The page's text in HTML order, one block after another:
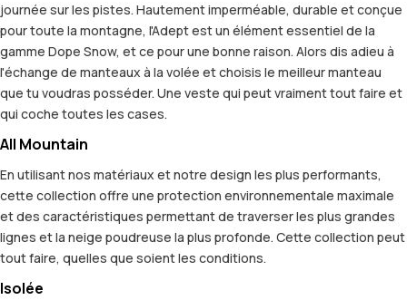
journée sur les pistes. Hautement imperméable, durable et conçue
pour toute la montagne, l'Adept est un élément essentiel de la
gamme Dope Snow, et ce pour une bonne raison. Alors dis adieu à
l'échange de manteaux à la volée et choisis le meilleur manteau
que tu voudras posséder. Une veste qui peut vraiment tout faire et
qui coche toutes les cases.
All Mountain
En utilisant nos matériaux et notre design les plus performants,
cette collection offre une protection environnementale maximale
et des caractéristiques permettant de traverser les plus grandes
lignes et la neige poudreuse la plus profonde. Cette collection peut
tout faire, quelles que soient les conditions.
Isolée